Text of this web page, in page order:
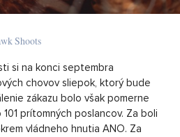
Shoots
si na konci septembra
chovov sliepok, ktorý bude
zákazu bolo však pomerne
prítomných poslancov. Za boli
vládneho hnutia ANO. Za